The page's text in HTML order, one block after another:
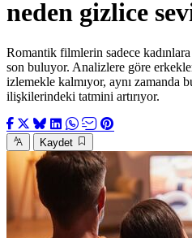
neden gizlice
Romantik filmlerin sadece
son buluyor. Analizlere göre
izlemekle kalmıyor, aynı zamanda
ilişkilerindeki tatmini artırıyor.
Kaydet